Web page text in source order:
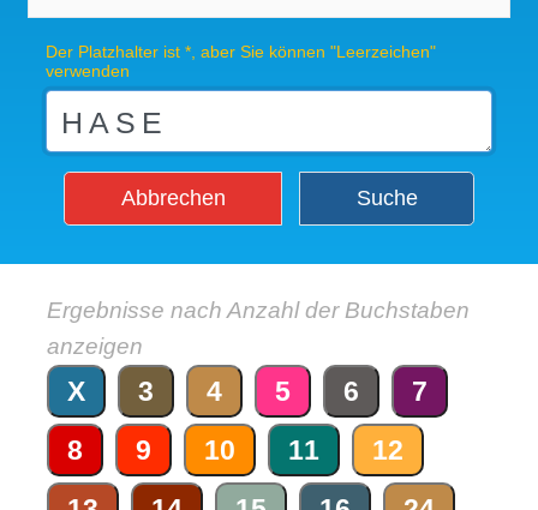
Der Platzhalter ist *, aber Sie können "Leerzeichen"
verwenden
Abbrechen Suche
Ergebnisse nach Anzahl der Buchstaben
anzeigen
X 3 4 5 6
7
8
9 10 11
12